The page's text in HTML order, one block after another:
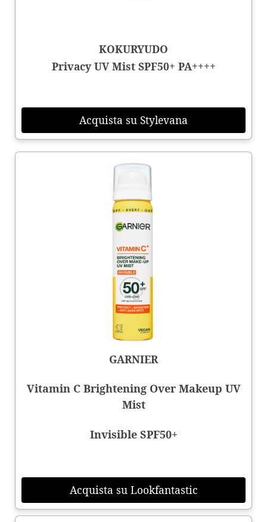
KOKURYUDO
Privacy UV Mist SPF50+ PA++++
Acquista su Stylevana
GARNIER
Vitamin C Brightening Over Makeup UV
Mist
Invisible SPF50+
Acquista su Lookfantastic